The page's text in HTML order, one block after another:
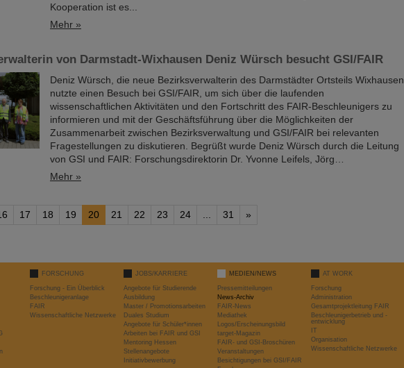
Kooperation ist es...
Mehr »
von Darmstadt-Wixhausen Deniz Würsch besucht GSI/FAIR
Deniz Würsch, die neue Bezirksverwalterin des Darmstädter Ortsteils Wixhausen,
nutzte einen Besuch bei GSI/FAIR, um sich über die laufenden
wissenschaftlichen Aktivitäten und den Fortschritt des FAIR-Beschleunigers zu
informieren und mit der Geschäftsführung über die Möglichkeiten der
Zusammenarbeit zwischen Bezirksverwaltung und GSI/FAIR bei relevanten
Fragestellungen zu diskutieren. Begrüßt wurde Deniz Würsch durch die Leitung
von GSI und FAIR: Forschungsdirektorin Dr. Yvonne Leifels, Jörg…
Mehr »
17 18 19 20 21 22 23 24 31 »
FORSCHUNG
Forschung - Ein Überblick
Beschleunigeranlage
FAIR
Wissenschaftliche Netzwerke
JOBS/KARRIERE
Angebote für Studierende
Ausbildung
Master / Promotionsarbeiten
Duales Studium
Angebote für Schüler*innen
Arbeiten bei FAIR und GSI
Mentoring Hessen
Stellenangebote
Initiativbewerbung
MEDIEN/NEWS
Pressemitteilungen
News-Archiv
FAIR-News
Mediathek
Logos/Erscheinungsbild
target-Magazin
FAIR- und GSI-Broschüren
Veranstaltungen
Besichtigungen bei GSI/FAIR
AT WORK
Forschung
Administration
Gesamtprojektleitung FAIR
Beschleunigerbetrieb und -
entwicklung
IT
Organisation
Wissenschaftliche Netzwerke